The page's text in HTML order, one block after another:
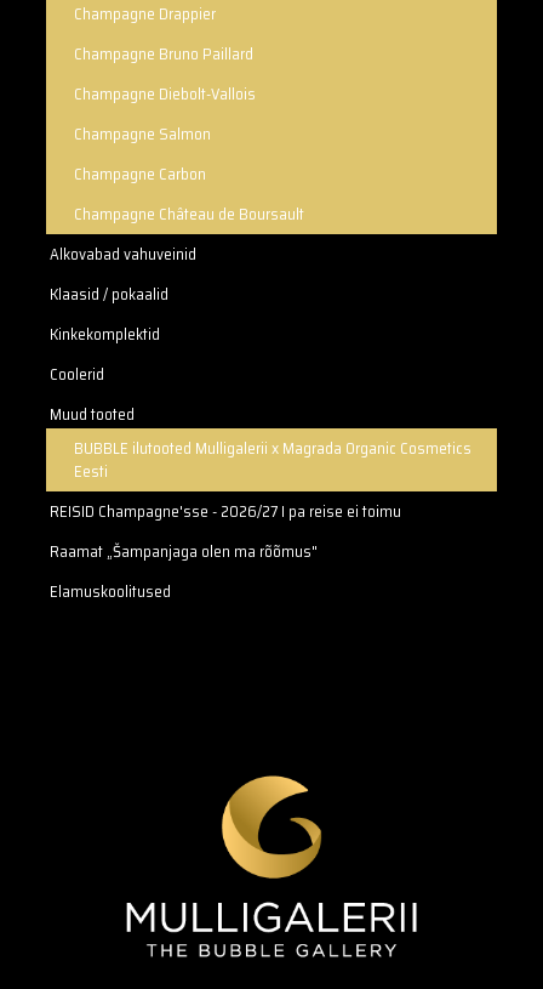
Champagne Drappier
Champagne Bruno Paillard
Champagne Diebolt-Vallois
Champagne Salmon
Champagne Carbon
Champagne Château de Boursault
Alkovabad vahuveinid
Klaasid / pokaalid
Kinkekomplektid
Coolerid
Muud tooted
BUBBLE ilutooted Mulligalerii x Magrada Organic Cosmetics
Eesti
REISID Champagne'sse - 2026/27 I pa reise ei toimu
Raamat „Šampanjaga olen ma rõõmus"
Elamuskoolitused